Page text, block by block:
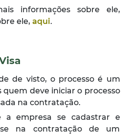
informações sobre ele,
ele, aqui.
de visto, o processo é um
quem deve iniciar o processo
na contratação.
a empresa se cadastrar e
na contratação de um